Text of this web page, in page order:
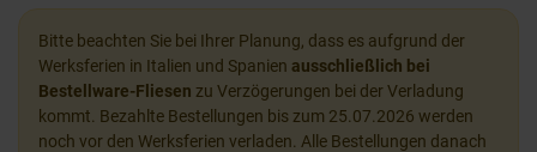
Bitte beachten Sie bei Ihrer Planung, dass es aufgrund der
Werksferien in Italien und Spanien ausschließlich bei
Bestellware-Fliesen zu Verzögerungen bei der Verladung
kommt. Bezahlte Bestellungen bis zum 25.07.2026 werden
noch vor den Werksferien verladen. Alle Bestellungen danach